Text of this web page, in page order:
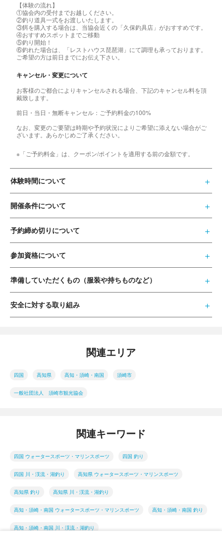
【体験の流れ】
①協会内の受付までお越しください。
②釣り道具一式をお渡しいたします。
③餌を購入する場合は、当協会近くの「久保釣具店」がおすすめです。
④おすすめスポットまでご移動
⑤釣り開始！
⑥釣れた場合は、「レストハウス琵琶湖」にて調理も承っております。
ご希望の方は前日までにお伝え下さい。
キャンセル・変更について
お客様のご都合によりキャンセルされる場合、下記のキャンセル料を頂
戴致します。
前日・当日・無断キャンセル：ご予約料金の100%
なお、変更のご要望は時期や予約状況によりご希望に添えない場合がご
ざいます。あらかじめご了承ください。
※「ご予約料金」は、クーポン/ポイントを適用する前の金額です。
体験時間について
開催条件について
予約締め切りについて
参加資格について
準備していただくもの（服装や持ちものなど）
安全に対する取り組み
関連エリア
四国 高知県 高知・須崎・南国 須崎市
一般社団法人 須崎市観光協会
関連キーワード
四国 ウォータースポーツ・マリンスポーツ 四国 釣り
四国 川・渓流・湖釣り 高知県 ウォータースポーツ・マリンスポーツ
高知県 釣り 高知県 川・渓流・湖釣り
高知・須崎・南国 ウォータースポーツ・マリンスポーツ 高知・須崎・南国 釣り
高知・須崎・南国 川・渓流・湖釣り